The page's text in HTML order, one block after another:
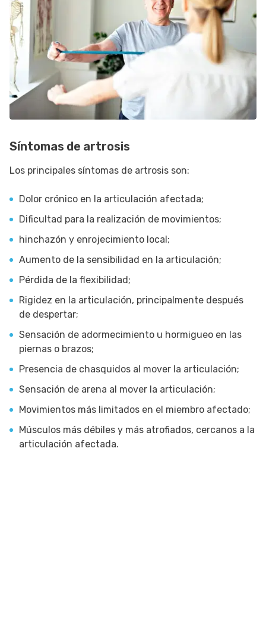
Síntomas de artrosis
Los principales síntomas de artrosis son:
Dolor crónico en la articulación afectada;
Dificultad para la realización de movimientos;
hinchazón y enrojecimiento local;
Aumento de la sensibilidad en la articulación;
Pérdida de la flexibilidad;
Rigidez en la articulación, principalmente después
de despertar;
Sensación de adormecimiento u hormigueo en las
piernas o brazos;
Presencia de chasquidos al mover la articulación;
Sensación de arena al mover la articulación;
Movimientos más limitados en el miembro afectado;
Músculos más débiles y más atrofiados, cercanos a la
articulación afectada.